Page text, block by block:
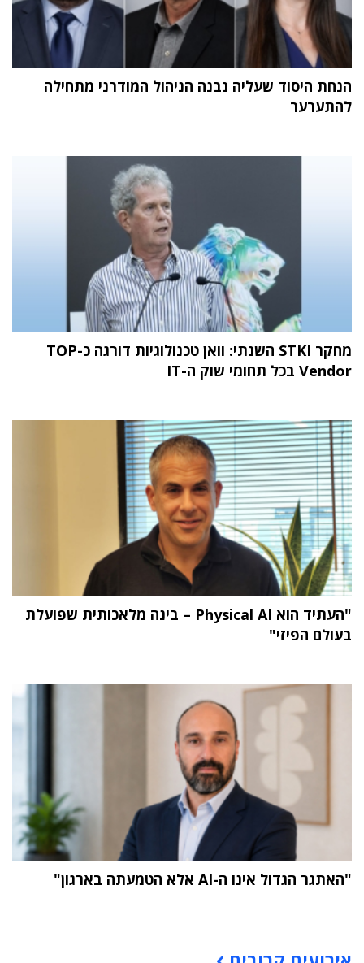
הנחת היסוד שעליה נבנה הניהול המודרני מתחילה
להתערער
מחקר STKI השנתי: וואן טכנולוגיות דורגה כ-TOP
Vendor בכל תחומי שוק ה-IT
"העתיד הוא Physical AI – בינה מלאכותית שפועלת
בעולם הפיזי"
"האתגר הגדול אינו ה-AI אלא הטמעתה בארגון"